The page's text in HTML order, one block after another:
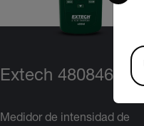
Extech 480846
Medidor de intensidad de